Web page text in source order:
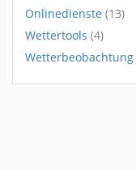
Onlinedienste (13)
Wettertools (4)
Wetterbeobachtung